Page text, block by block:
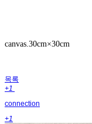
canvas.30cm×30cm
목록
+1
connection
+1